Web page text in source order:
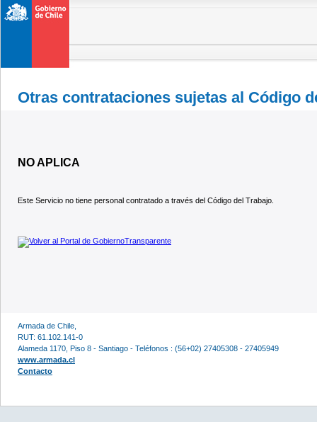
Otras contrataciones sujetas al Código
NO APLICA
Este Servicio no tiene personal contratado a través del Código del Trabajo.